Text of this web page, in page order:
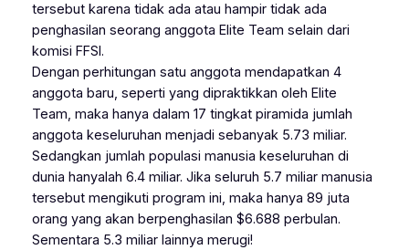
tersebut karena tidak ada atau hampir tidak ada
penghasilan seorang anggota Elite Team selain dari
komisi FFSI.
Dengan perhitungan satu anggota mendapatkan 4
anggota baru, seperti yang dipraktikkan oleh Elite
Team, maka hanya dalam 17 tingkat piramida jumlah
anggota keseluruhan menjadi sebanyak 5.73 miliar.
Sedangkan jumlah populasi manusia keseluruhan di
dunia hanyalah 6.4 miliar. Jika seluruh 5.7 miliar manusia
tersebut mengikuti program ini, maka hanya 89 juta
orang yang akan berpenghasilan $6.688 perbulan.
Sementara 5.3 miliar lainnya merugi!